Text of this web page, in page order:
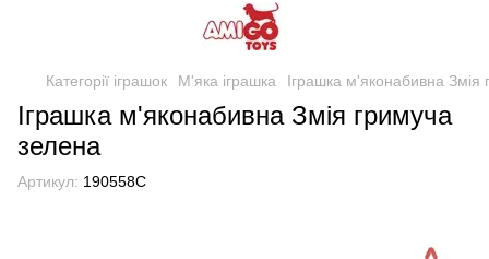
Категорії іграшок М'яка іграшка Іграшка м'яконабивна Змія
Іграшка м'яконабивна Змія гримуча
зелена
Артикул: 190558C